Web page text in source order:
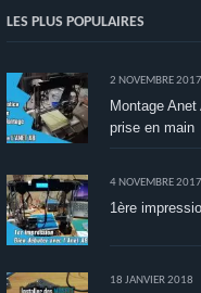
LES PLUS POPULAIRES
2 NOVEMBRE 2017
Montage
prise en main
4 NOVEMBRE 2017
1ère
18 JANVIER 2018